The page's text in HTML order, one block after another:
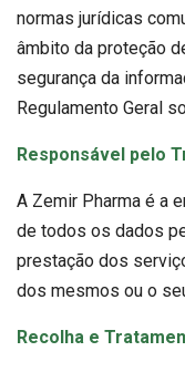
normas jurídicas
âmbito da proteção
segurança da
Regulamento Geral
Responsável pelo
A Zemir Pharma é a
de todos os dados
prestação dos
dos mesmos ou o
Recolha e